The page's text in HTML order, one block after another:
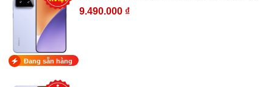
9.490.000 ₫
Đang sẵn hàng